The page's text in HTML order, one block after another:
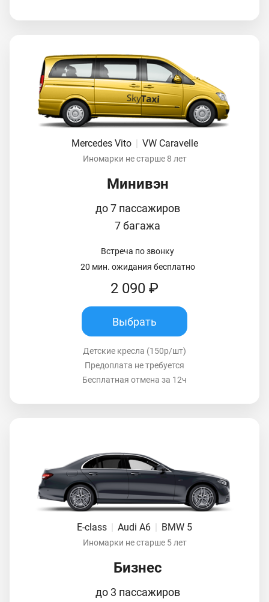
Mercedes Vito VW Caravelle
Иномарки не старше 8 лет
Минивэн
до 7 пассажиров
7 багажа
Встреча по звонку
20 мин. ожидания бесплатно
2 090 ₽
Выбрать
Детские кресла (150р/шт)
Предоплата не требуется
Бесплатная отмена за 12ч
E-class | Audi A6 | BMW 5
Иномарки не старше 5 лет
Бизнес
до 3 пассажиров